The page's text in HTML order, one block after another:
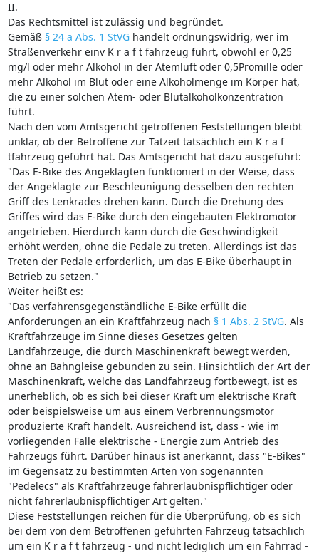
II.
Das Rechtsmittel ist zulässig und begründet.
Gemäß § 24 a Abs. 1 StVGhandelt ordnungswidrig, wer im
Straßenverkehr einv K r a f t fahrzeug führt, obwohl er 0,25
mg/l oder mehr Alkohol in der Atemluft oder 0,5Promille oder
mehr Alkohol im Blut oder eine Alkoholmenge im Körper hat,
die zu einer solchen Atem- oder Blutalkoholkonzentration
führt.
Nach den vom Amtsgericht getroffenen Feststellungen bleibt
unklar, ob der Betroffene zur Tatzeit tatsächlich ein K r a f
tfahrzeug geführt hat. Das Amtsgericht hat dazu ausgeführt:
"Das E-Bike des Angeklagten funktioniert in der Weise, dass
der Angeklagte zur Beschleunigung desselben den rechten
Griff des Lenkrades drehen kann. Durch die Drehung des
Griffes wird das E-Bike durch den eingebauten Elektromotor
angetrieben. Hierdurch kann durch die Geschwindigkeit
erhöht werden, ohne die Pedale zu treten. Allerdings ist das
Treten der Pedale erforderlich, um das E-Bike überhaupt in
Betrieb zu setzen."
Weiter heißt es:
"Das verfahrensgegenständliche E-Bike erfüllt die
Anforderungen an ein Kraftfahrzeug nach § 1 Abs. 2 StVG. Als
Kraftfahrzeuge im Sinne dieses Gesetzes gelten
Landfahrzeuge, die durch Maschinenkraft bewegt werden,
ohne an Bahngleise gebunden zu sein. Hinsichtlich der Art der
Maschinenkraft, welche das Landfahrzeug fortbewegt, ist es
unerheblich, ob es sich bei dieser Kraft um elektrische Kraft
oder beispielsweise um aus einem Verbrennungsmotor
produzierte Kraft handelt. Ausreichend ist, dass - wie im
vorliegenden Falle elektrische - Energie zum Antrieb des
Fahrzeugs führt. Darüber hinaus ist anerkannt, dass "E-Bikes"
im Gegensatz zu bestimmten Arten von sogenannten
"Pedelecs" als Kraftfahrzeuge fahrerlaubnispflichtiger oder
nicht fahrerlaubnispflichtiger Art gelten."
Diese Feststellungen reichen für die Überprüfung, ob es sich
bei dem von dem Betroffenen geführten Fahrzeug tatsächlich
um ein K r a f t fahrzeug - und nicht lediglich um ein Fahrrad -